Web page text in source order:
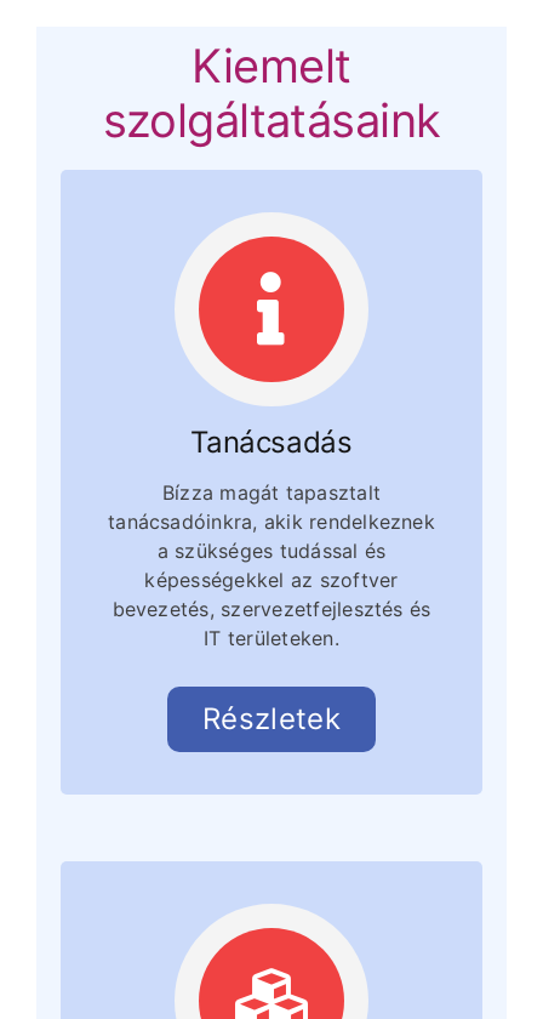
Kiemelt
szolgáltatásaink
Tanácsadás
Bízza magát tapasztalt
tanácsadóinkra, akik rendelkeznek
a szükséges tudással és
képességekkel az szoftver
bevezetés, szervezetfejlesztés és
IT területeken.
Részletek